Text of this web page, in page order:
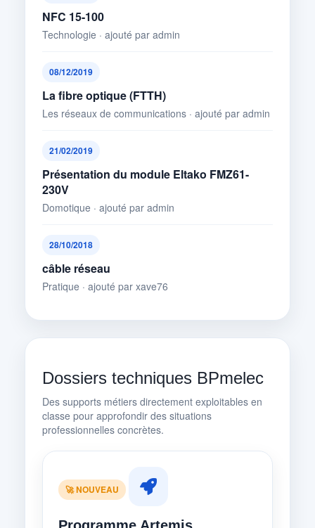
NFC 15-100
Technologie · ajouté par admin
08/12/2019
La fibre optique (FTTH)
Les réseaux de communications · ajouté par admin
21/02/2019
Présentation du module Eltako FMZ61-
230V
Domotique · ajouté par admin
28/10/2018
câble réseau
Pratique · ajouté par xave76
Dossiers techniques BPmelec
Des supports métiers directement exploitables en
classe pour approfondir des situations
professionnelles concrètes.
🚀 NOUVEAU